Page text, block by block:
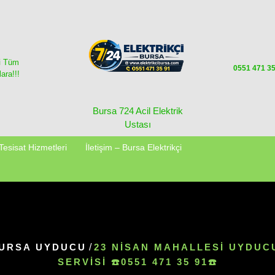
Tüm
Bursa 724 Acil Elektrik
Ustası
0551 471
Hizmetleri İletişim – Bursa Elektrikçi
UYDUCU /23 NISAN MAHALLESI
SERVISI ☎️0551 471 35 91☎️